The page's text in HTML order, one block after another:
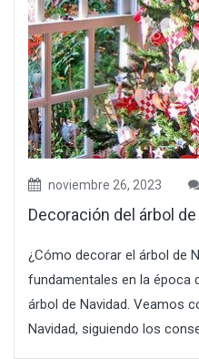
noviembre 26, 2023
Decoración del árbol de
¿Cómo decorar el árbol de
fundamentales en la época
árbol de Navidad. Veamos
Navidad, siguiendo los